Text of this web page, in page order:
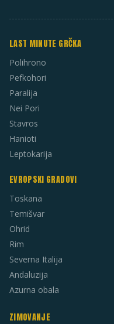
LAST MINUTE GRČKA
Polihrono
Pefkohori
Paralija
Nei Pori
Stavros
Hanioti
Leptokarija
EVROPSKI GRADOVI
Toskana
Temišvar
Ohrid
Rim
Severna Italija
Andaluzija
Azurna obala
ZIMOVANJE